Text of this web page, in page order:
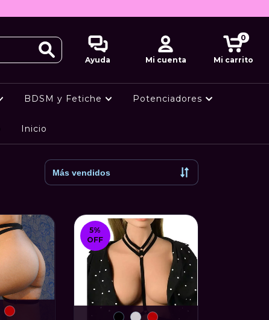
Ayuda Mi cuenta Mi carrito
0
BDSM y Fetiche Potenciadores
Inicio
5%
OFF